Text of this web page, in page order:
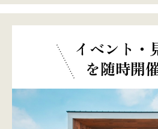
イベント・
を随時開